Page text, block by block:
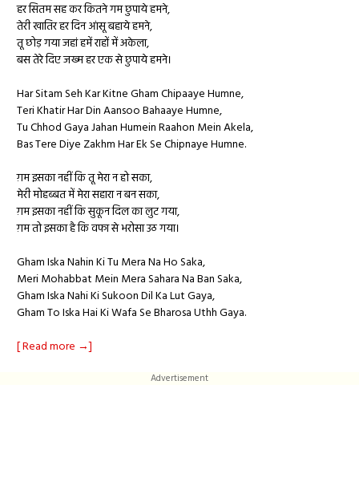
हर सितम सह कर कितने गम छुपाये हमने,
तेरी खातिर हर दिन आंसू बहाये हमने,
तू छोड़ गया जहां हमें राहों में अकेला,
बस तेरे दिए जख्म हर एक से छुपाये हमने।
Har Sitam Seh Kar Kitne Gham Chipaaye Humne,
Teri Khatir Har Din Aansoo Bahaaye Humne,
Tu Chhod Gaya Jahan Humein Raahon Mein Akela,
Bas Tere Diye Zakhm Har Ek Se Chipnaye Humne.
ग़म इसका नहीं कि तू मेरा न हो सका,
मेरी मोहब्बत में मेरा सहारा न बन सका,
ग़म इसका नहीं कि सुकून दिल का लुट गया,
ग़म तो इसका है कि वफा से भरोसा उठ गया।
Gham Iska Nahin Ki Tu Mera Na Ho Saka,
Meri Mohabbat Mein Mera Sahara Na Ban Saka,
Gham Iska Nahi Ki Sukoon Dil Ka Lut Gaya,
Gham To Iska Hai Ki Wafa Se Bharosa Uthh Gaya.
[ Read more →]
Advertisement